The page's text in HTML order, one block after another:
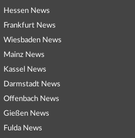
Hessen News
Frankfurt News
Wiesbaden News
Mainz News
Kassel News
Darmstadt News
Offenbach News
Gießen News
Fulda News